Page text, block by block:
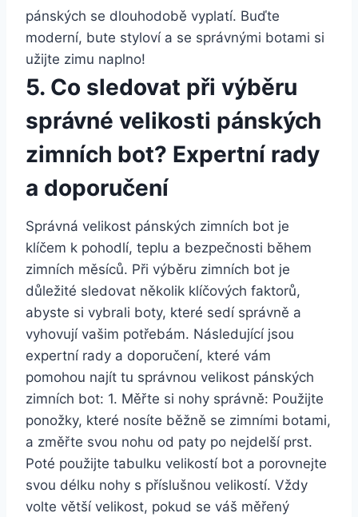
pánských se dlouhodobě vyplatí. Buďte
moderní, bute styloví a se‍ správnými botami si
užijte zimu naplno!
5. Co sledovat při výběru
správné​ velikosti ‌pánských
zimních bot?‍ Expertní rady
‍a⁢ doporučení
Správná ‌velikost pánských zimních bot je
‌klíčem ‍k pohodlí, ‍teplu a bezpečnosti během
zimních měsíců. Při⁤ výběru zimních‌ bot je⁤
důležité ​sledovat ⁢několik klíčových faktorů,
abyste si vybrali boty, které sedí správně a
vyhovují vašim potřebám. Následující jsou
⁢expertní rady ⁤a‌ doporučení, které vám
pomohou⁣ najít ​tu správnou velikost ​pánských
zimních bot: 1. Měřte si nohy ⁣správně: ‌Použijte
ponožky, které nosíte běžně se zimními botami,
a změřte svou nohu od paty po nejdelší prst.
⁣Poté použijte tabulku velikostí ⁣bot a porovnejte
⁢svou délku nohy‌ s příslušnou ​velikostí. Vždy
‍volte větší ​velikost, pokud ‌se váš ⁣měřený